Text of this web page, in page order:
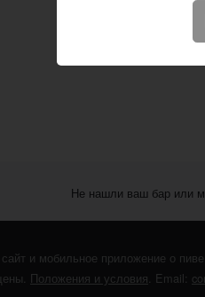
Не нашли ваш бар или
и мобильное приложение о
Положения и условия. Email: